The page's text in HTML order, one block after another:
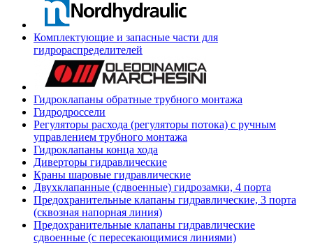
Комплектующие и запасные части для
гидрораспределителей
Гидроклапаны обратные трубного монтажа
Гидродроссели
Регуляторы расхода (регуляторы потока) с ручным
управлением трубного монтажа
Гидроклапаны конца хода
Диверторы гидравлические
Краны шаровые гидравлические
Двухклапанные (сдвоенные) гидрозамки, 4 порта
Предохранительные клапаны гидравлические, 3 порта
(сквозная напорная линия)
Предохранительные клапаны гидравлические
сдвоенные (с пересекающимися линиями)